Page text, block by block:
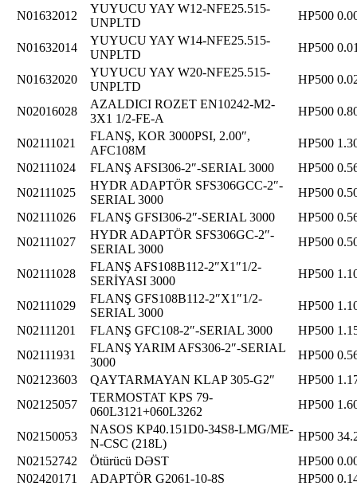
N01632012
YUYUCU YAY W12-NFE25.515-
UNPLTD
HP500
N01632014
YUYUCU YAY W14-NFE25.515-
UNPLTD
HP500
N01632020
YUYUCU YAY W20-NFE25.515-
UNPLTD
HP500
N02016028
AZALDICI ROZET EN10242-M2-
3X1 1/2-FE-A
HP500
N02111021
FLANŞ, KOR 3000PSI, 2.00″,
AFC108M
HP500
N02111024
FLANŞ AFSI306-2″-SERIAL 3000 HP500
N02111025
HYDR ADAPTÖR SFS306GCC-2″-
SERIAL 3000
HP500
N02111026
FLANŞ GFSI306-2″-SERIAL 3000 HP500
N02111027
HYDR ADAPTÖR SFS306GC-2″-
SERIAL 3000
HP500
N02111028
FLANŞ AFS108B112-2″X1″1/2-
SERİYASI 3000
HP500
N02111029
FLANŞ GFS108B112-2″X1″1/2-
SERIAL 3000
HP500
N02111201
FLANŞ GFC108-2″-SERIAL 3000 HP500
N02111931
FLANŞ YARIM AFS306-2″-SERIAL
3000
HP500
N02123603
QAYTARMAYAN KLAP 305-G2″ HP500
N02125057
TERMOSTAT KPS 79-
060L3121+060L3262
HP500
N02150053
NASOS KP40.151D0-34S8-LMG/ME-
N-CSC (218L)
HP500
N02152742
Ötürücü DƏST HP500
N02420171
ADAPTÖR G2061-10-8S HP500